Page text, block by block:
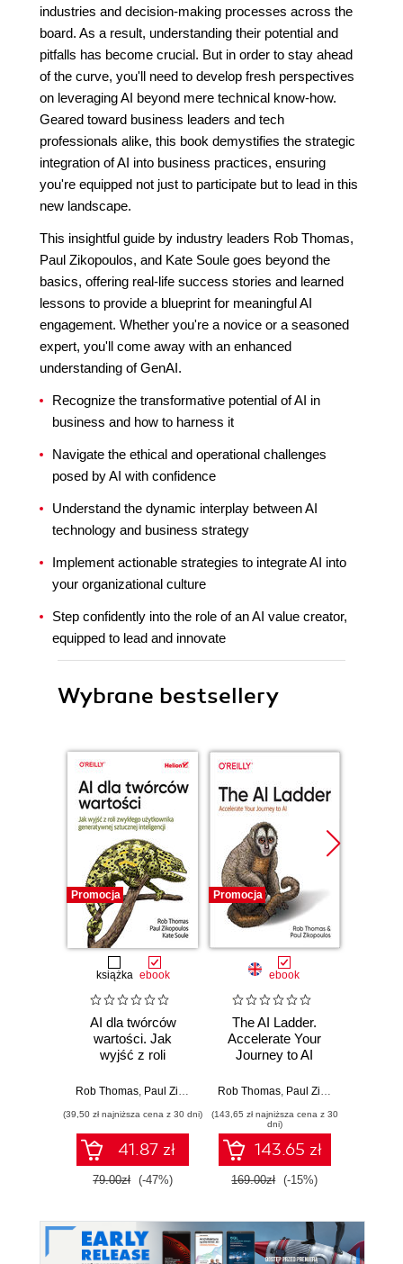
industries and decision-making processes across the
board. As a result, understanding their potential and
pitfalls has become crucial. But in order to stay ahead
of the curve, you'll need to develop fresh perspectives
on leveraging AI beyond mere technical know-how.
Geared toward business leaders and tech
professionals alike, this book demystifies the strategic
integration of AI into business practices, ensuring
you're equipped not just to participate but to lead in this
new landscape.
This insightful guide by industry leaders Rob Thomas,
Paul Zikopoulos, and Kate Soule goes beyond the
basics, offering real-life success stories and learned
lessons to provide a blueprint for meaningful AI
engagement. Whether you're a novice or a seasoned
expert, you'll come away with an enhanced
understanding of GenAI.
Recognize the transformative potential of AI in
business and how to harness it
Navigate the ethical and operational challenges
posed by AI with confidence
Understand the dynamic interplay between AI
technology and business strategy
Implement actionable strategies to integrate AI into
your organizational culture
Step confidently into the role of an AI value creator,
equipped to lead and innovate
Wybrane bestsellery
Promocja
książka ebook
AI dla twórców
wartości. Jak
wyjść z roli
użytkownika
sztucznej
inteligencji
Rob Thomas, Paul Zikopoulos ,Kate Soule
(39,50 zł najniższa cena z 30 dni)
41.87 zł
79.00zł (-47%)
Promocja
ebook
The AI Ladder.
Accelerate Your
Journey to AI
Rob Thomas, Paul Zikopoulos
(143,65 zł najniższa cena z 30
dni)
143.65 zł
169.00zł (-15%)